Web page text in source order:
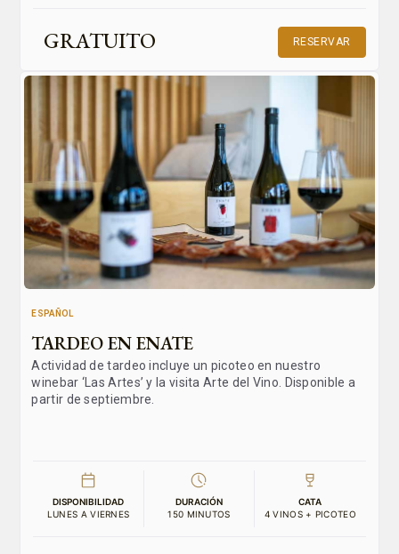
GRATUITO RESERVAR
ESPAÑOL
TARDEO EN ENATE
Actividad de tardeo incluye un picoteo en nuestro
winebar ‘Las Artes’ y la visita Arte del Vino. Disponible a
partir de septiembre.
DISPONIBILIDAD
LUNES A VIERNES
DURACIÓN
150 MINUTOS
CATA
4 VINOS + PICOTEO